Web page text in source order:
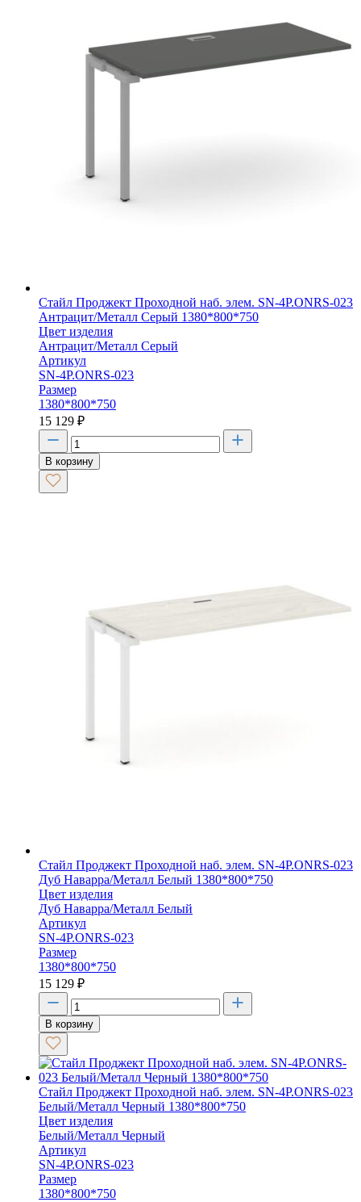
Стайл Проджект Проходной наб. элем. SN-4P.ONRS-023
Антрацит/Металл Серый 1380*800*750
Цвет изделия
Антрацит/Металл Серый
Артикул
SN-4P.ONRS-023
Размер
1380*800*750
15 129 ₽
В корзину
Стайл Проджект Проходной наб. элем. SN-4P.ONRS-023
Дуб Наварра/Металл Белый 1380*800*750
Цвет изделия
Дуб Наварра/Металл Белый
Артикул
SN-4P.ONRS-023
Размер
1380*800*750
15 129 ₽
В корзину
Стайл Проджект Проходной наб. элем. SN-4P.ONRS-023
Белый/Металл Черный 1380*800*750
Цвет изделия
Белый/Металл Черный
Артикул
SN-4P.ONRS-023
Размер
1380*800*750